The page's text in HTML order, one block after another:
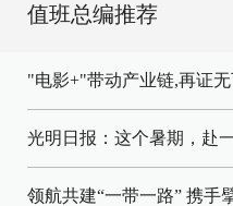
值班总编推荐
"电影+"带动产业链,再证
光明日报：这个暑期，赴
领航共建“一带一路” 携手